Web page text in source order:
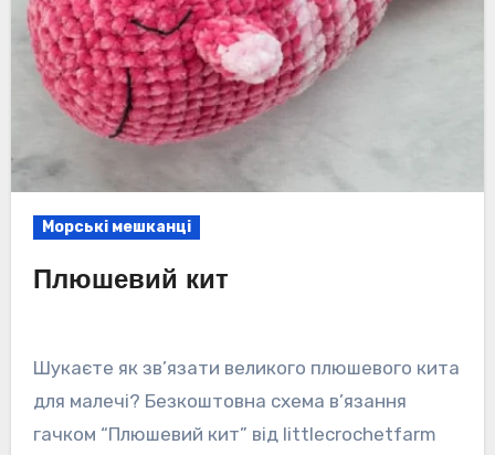
Морські мешканці
Плюшевий кит
Шукаєте як зв’язати великого плюшевого кита
для малечі? Безкоштовна схема в’язання
гачком “Плюшевий кит” від littlecrochetfarm